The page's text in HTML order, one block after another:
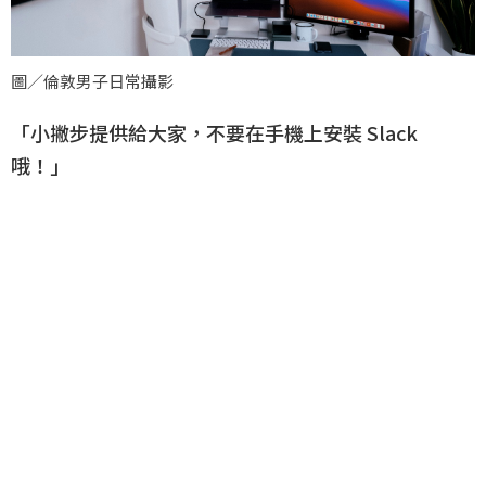
圖／倫敦男子日常攝影
「小撇步提供給大家，不要在手機上安裝 Slack
哦！」